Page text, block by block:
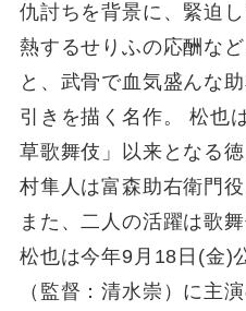
仇討ちを背景に、緊迫
熱するせりふの応酬な
と、武骨で血気盛んな
引きを描く名作。 松也
草歌舞伎」以来となる
村隼人は富森助右衛門役
また、二人の活躍は歌
松也は今年9月18日(金)
（監督：清水崇）に主